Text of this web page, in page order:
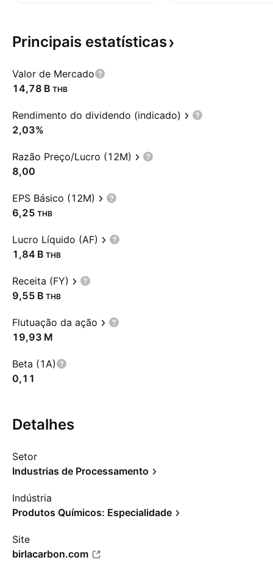
Principais estatísticas
Valor de Mercado
‪14,78 B‬ THB
Rendimento do dividendo (indicado)
2,03%
Razão Preço/Lucro (12M)
8,00
EPS Básico (12M)
6,25 THB
Lucro Líquido (AF)
‪1,84 B‬ THB
Receita (FY)
‪9,55 B‬ THB
Flutuação da ação
‪19,93 M‬
Beta (1A)
0,11
Detalhes
Setor
Industrias de Processamento
Indústria
Produtos Químicos: Especialidade
Site
birlacarbon.com